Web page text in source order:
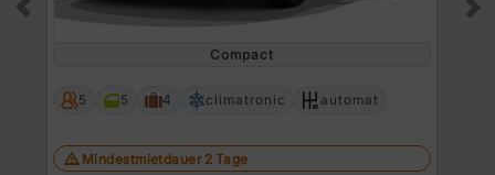
Compact
5 5 4 climatronic automat
Mindestmietdauer 2 Tage